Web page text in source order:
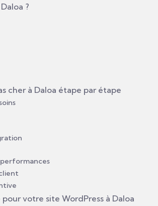
?
cher à Daloa étape par étape
votre site WordPress à Daloa